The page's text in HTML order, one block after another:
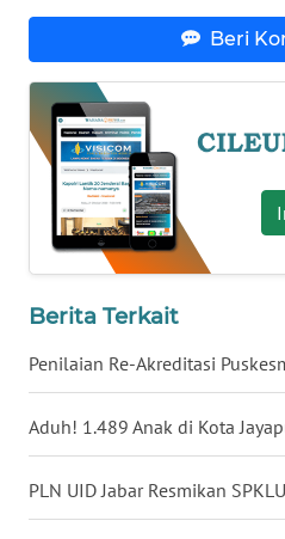
Beri
Berita Terkait
Penilaian Re-Akreditasi
Aduh! 1.489 Anak di Kota
PLN UID Jabar Resmikan
JOGJA
WN
JATIM
WN
WN